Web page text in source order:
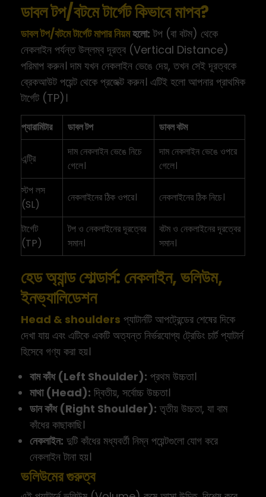
ডাবল টপ/বটমে টার্গেট কিভাবে মাপব?
ডাবল টপ/বটমে টার্গেট মাপার নিয়মহলো: টপ (বা বটম) থেকে
নেকলাইন পর্যন্ত উল্লম্ব দূরত্ব (Vertical Distance)
পরিমাপ করুন। দাম যখন নেকলাইন ভেঙে দেয়, তখন সেই দূরত্বকে
ব্রেকআউট পয়েন্ট থেকে প্রজেক্ট করুন। এটিই হলো আপনার প্রাথমিক
টার্গেট (TP)।
প্যারামিটার ডাবল টপ ডাবল বটম
এন্ট্রি
দাম নেকলাইন ভেঙে নিচে
গেলে।
দাম নেকলাইন ভেঙে ওপরে
গেলে।
স্টপ লস
(SL)
নেকলাইনের ঠিক ওপরে। নেকলাইনের ঠিক নিচে।
টার্গেট
(TP)
টপ ও নেকলাইনের দূরত্বের
সমান।
বটম ও নেকলাইনের দূরত্বের
সমান।
হেড অ্যান্ড শোল্ডার্স: নেকলাইন, ভলিউম,
ইনভ্যালিডেশন
Head & shoulders প্যাটার্নটি আপট্রেন্ডের শেষের দিকে
দেখা যায় এবং এটিকে একটি অত্যন্ত নির্ভরযোগ্য ট্রেডিং চার্ট প্যাটার্ন
হিসেবে গণ্য করা হয়।
বাম কাঁধ (Left Shoulder): প্রথম উচ্চতা।
মাথা (Head): দ্বিতীয়, সর্বোচ্চ উচ্চতা।
ডান কাঁধ (Right Shoulder): তৃতীয় উচ্চতা, যা বাম
কাঁধের কাছাকাছি।
নেকলাইন: দুটি কাঁধের মধ্যবর্তী নিম্ন পয়েন্টগুলো যোগ করে
নেকলাইন টানা হয়।
ভলিউমের গুরুত্ব